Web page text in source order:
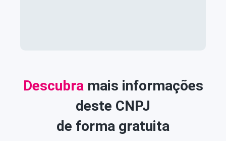
Descubra mais informações
deste CNPJ
de forma gratuita